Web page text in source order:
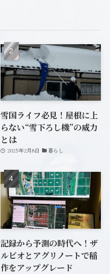
雪国ライフ必見！屋根に上
らない“雪下ろし機”の威力
とは
2025年2月8日 暮らし
記録から予測の時代へ！ザ
ルビオとアグリノートで稲
作をアップグレード